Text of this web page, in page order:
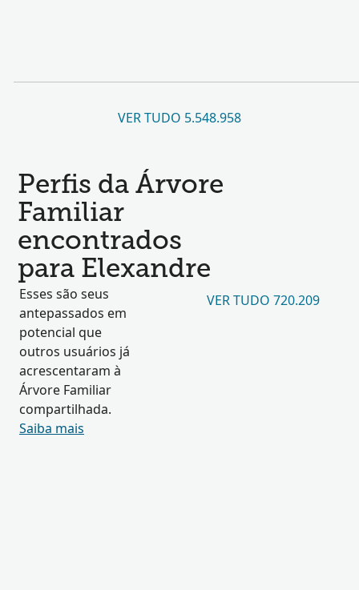
VER TUDO 5.548.958
Perfis da Árvore
Familiar
encontrados
para Elexandre
Esses são seus
antepassados em
potencial que
outros usuários já
acrescentaram à
Árvore Familiar
compartilhada.
Saiba mais
VER TUDO 720.209